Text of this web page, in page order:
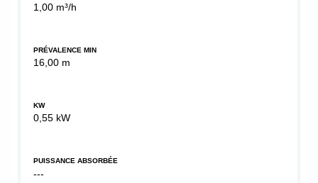
1,00 m³/h
PRÉVALENCE MIN
16,00 m
KW
0,55 kW
PUISSANCE ABSORBÉE
---